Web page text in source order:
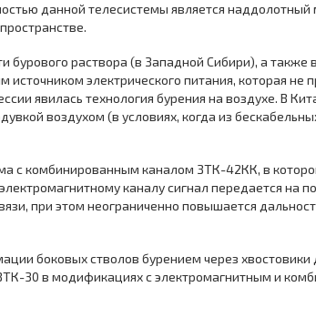
данной телесистемы является наддолотный
бурового раствора (в Западной Сибири), а также
электрического питания, которая не
явилась технология бурения на воздухе. В
воздухом (в условиях, когда из
с комбинированным каналом ЗТК-42КК, в
каналу сигнал передается на
при этом неограниченно повышается
боковых стволов бурением через
30 в модификациях с электромагнитным и